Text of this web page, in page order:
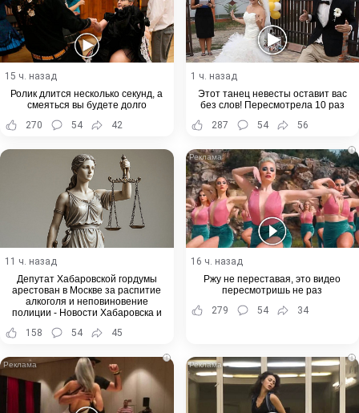
15 ч. назад
Ролик длится несколько секунд, а
смеяться вы будете долго
270
54 42
1 ч. назад
Этот танец невесты оставит вас
без слов! Пересмотрела 10 раз
287
54 56
11 ч. назад
Депутат Хабаровской гордумы
арестован в Москве за распитие
алкоголя и неповиновение
полиции - Новости Хабаровска и
158 54 45
i
16 ч. назад
Ржу не переставая, это видео
пересмотришь не раз
279
54 34
i i